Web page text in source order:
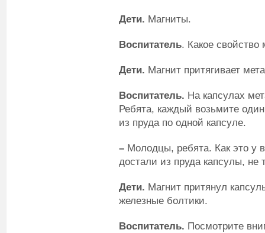
Дети. Магниты.
Воспитатель. Какое свойство
Дети. Магнит притягивает
Воспитатель. На капсулах
Ребята, каждый возьмите
из пруда по одной капсуле.
– Молодцы, ребята. Как это у
достали из пруда капсулы, не
Дети. Магнит притянул
железные болтики.
Воспитатель. Посмотрите